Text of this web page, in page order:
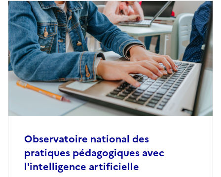
Observatoire national des
pratiques pédagogiques avec
l'intelligence artificielle